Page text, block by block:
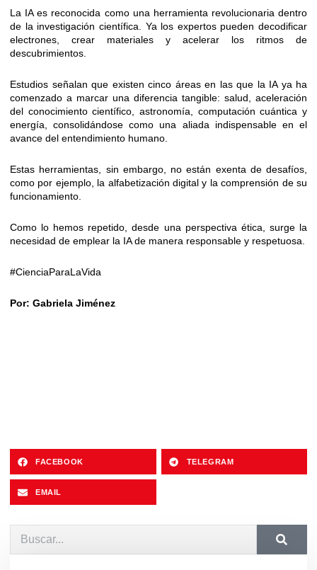
La IA es reconocida como una herramienta revolucionaria dentro
de la investigación científica. Ya los expertos pueden decodificar
electrones, crear materiales y acelerar los ritmos de
descubrimientos.
Estudios señalan que existen cinco áreas en las que la IA ya ha
comenzado a marcar una diferencia tangible: salud, aceleración
del conocimiento científico, astronomía, computación cuántica y
energía, consolidándose como una aliada indispensable en el
avance del entendimiento humano.
Estas herramientas, sin embargo, no están exenta de desafíos,
como por ejemplo, la alfabetización digital y la comprensión de su
funcionamiento.
Como lo hemos repetido, desde una perspectiva ética, surge la
necesidad de emplear la IA de manera responsable y respetuosa.
#CienciaParaLaVida
Por: Gabriela Jiménez
FACEBOOK TELEGRAM
EMAIL